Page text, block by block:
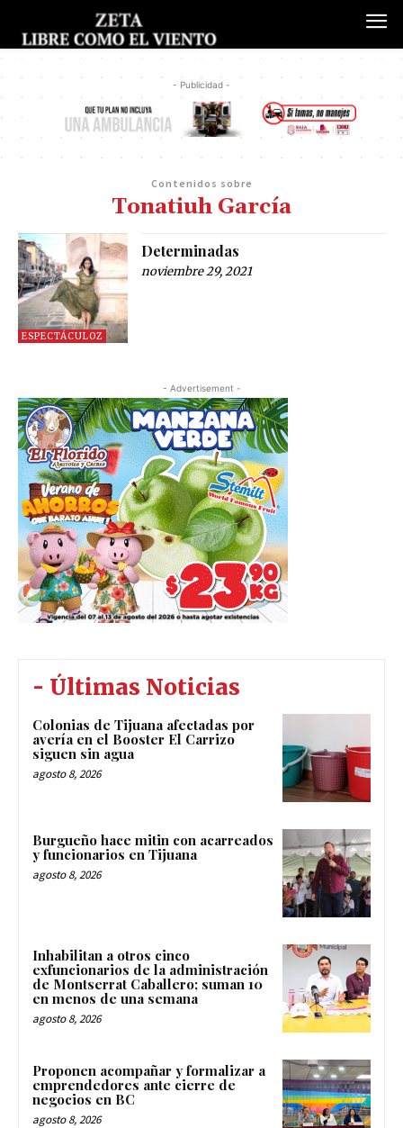
- Publicidad -
Contenidos sobre
Tonatiuh García
ESPECTÁCULOZ
Determinadas
noviembre 29, 2021
- Advertisement -
- Últimas Noticias
Colonias de Tijuana afectadas por
avería en el Booster El Carrizo
siguen sin agua
agosto 8, 2026
Burgueño hace mitin con acarreados
y funcionarios en Tijuana
agosto 8, 2026
Inhabilitan a otros cinco
exfuncionarios de la administración
de Montserrat Caballero; suman 10
en menos de una semana
agosto 8, 2026
Proponen acompañar y formalizar a
emprendedores ante cierre de
negocios en BC
agosto 8, 2026